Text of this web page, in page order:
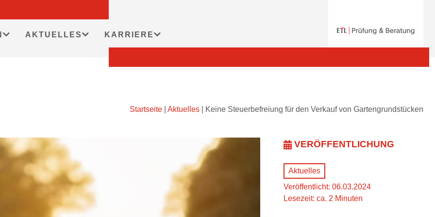
AKTUELLES KARRIERE
Startseite Aktuelles Keine Steuerbefreiung für den Verkauf von Gartengrundstücken
VERÖFFENTLICHUNG
Aktuelles
Veröffentlicht: 06.03.2024
Lesezeit: ca. 2 Minuten